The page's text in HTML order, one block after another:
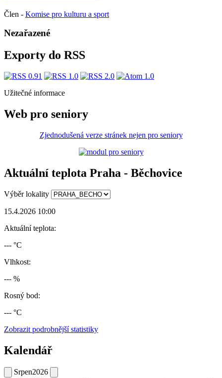
Člen - Komise pro kulturu a sport
Nezařazené
Exporty do RSS
Užitečné informace
Web pro seniory
Zjednodušená verze stránek nejen pro seniory
Aktuální teplota Praha - Běchovice
Výběr lokality
15.4.2026 10:00
Aktuální teplota:
--- °C
Vlhkost:
--- %
Rosný bod:
--- °C
Zobrazit podrobnější statistiky
Kalendář
Srpen2026